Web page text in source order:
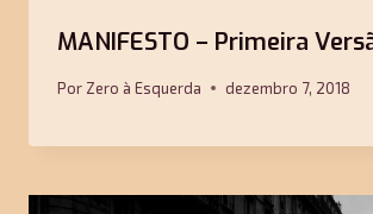
MANIFESTO – Primeira
Por Zero à Esquerda dezembro 7, 2018